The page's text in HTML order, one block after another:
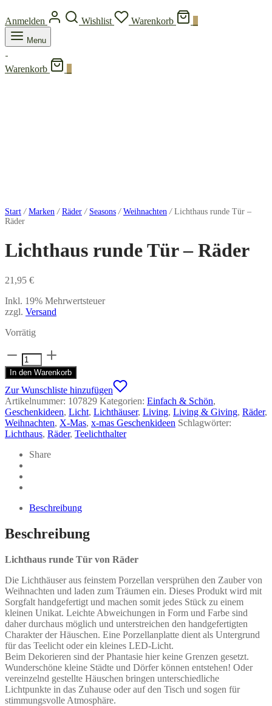
Anmelden Wishlist Warenkorb
Menu
Warenkorb
Start / Marken / Räder / Seasons / Weihnachten /Lichthaus runde Tür –
Räder
Lichthaus runde Tür – Räder
21,95 €
Inkl. 19% Mehrwertsteuer
zzgl. Versand
Vorrätig
Lichthaus
runde
Tür
-
Räder
Menge
In den Warenkorb
Zur Wunschliste hinzufügen
Artikelnummer: 107829 Kategorien: Einfach & Schön,
Geschenkideen, Licht, Lichthäuser, Living, Living & Giving, Räder,
Weihnachten, X-Mas, x-mas Geschenkideen Schlagwörter:
Lichthaus, Räder, Teelichthalter
Share
Beschreibung
Beschreibung
Lichthaus runde Tür von Räder
Die Lichthäuser aus feinstem Porzellan versprühen den Zauber von
Weihnachten und laden zum Träumen ein. Dieses Produkt wird mit
Sorgfalt handgefertigt und machen somit jedes Stück zu einem
kleinen Unikat. Leichte Abweichungen in Form und Farbe sind
daher durchaus möglich und unterstreichen den handgefertigten
Charakter der Häuschen. Eine Porzellanplatte dient als Untergrund
für das Teelicht oder ein kleines LED-Licht.
Beim Dekorieren sind der Phantasie hier keine Grenzen gesetzt.
Wunderschöne kleine Städte und Dörfer können entstehen! Oder
vereinzelnd gestellte Häuschen bringen unterschiedliche
Lichtpunkte in das Zuhause oder auf den Tisch und sogen für
stimmungsvolle Atmosphäre.